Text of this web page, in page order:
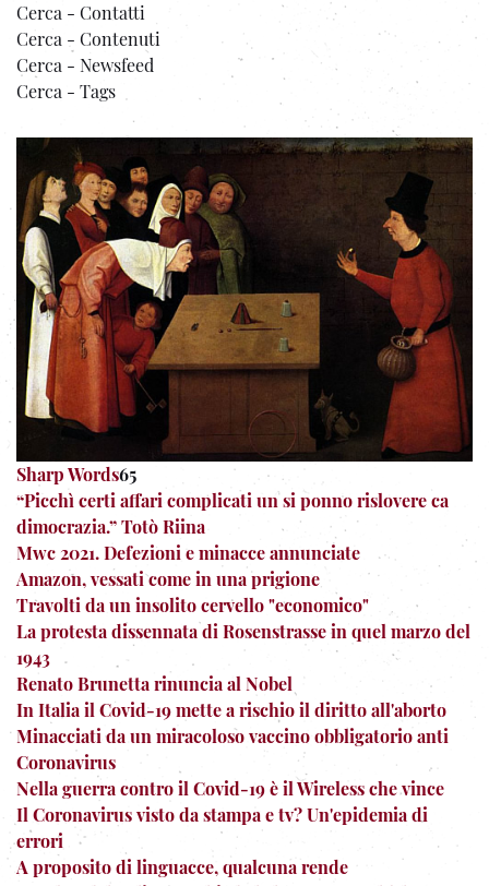
Cerca - Contatti
Cerca - Contenuti
Cerca - Newsfeed
Cerca - Tags
Sharp Words65
“Picchì certi affari complicati un si ponno rislovere ca
dimocrazia.” Totò Riina
Mwc 2021. Defezioni e minacce annunciate
Amazon, vessati come in una prigione
Travolti da un insolito cervello "economico"
La protesta dissennata di Rosenstrasse in quel marzo del
1943
Renato Brunetta rinuncia al Nobel
In Italia il Covid-19 mette a rischio il diritto all'aborto
Minacciati da un miracoloso vaccino obbligatorio anti
Coronavirus
Nella guerra contro il Covid-19 è il Wireless che vince
Il Coronavirus visto da stampa e tv? Un'epidemia di
errori
A proposito di linguacce, qualcuna rende